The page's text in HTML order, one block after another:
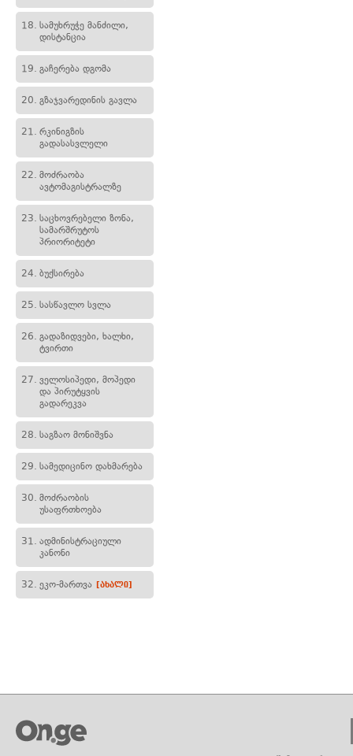
18. სამუხრუჭე მანძილი,
დისტანცია
19. გაჩერება დგომა
20. გზაჯვარედინის გავლა
21. რკინიგზის
გადასასვლელი
22. მოძრაობა
ავტომაგისტრალზე
23. საცხოვრებელი ზონა,
სამარშრუტოს
პრიორიტეტი
24. ბუქსირება
25. სასწავლო სვლა
26. გადაზიდვები, ხალხი,
ტვირთი
27. ველოსიპედი, მოპედი
და პირუტყვის
გადარეკვა
28. საგზაო მონიშვნა
29. სამედიცინო დახმარება
30. მოძრაობის
უსაფრთხოება
31. ადმინისტრაციული
კანონი
32. ეკო-მართვა [ახალი]